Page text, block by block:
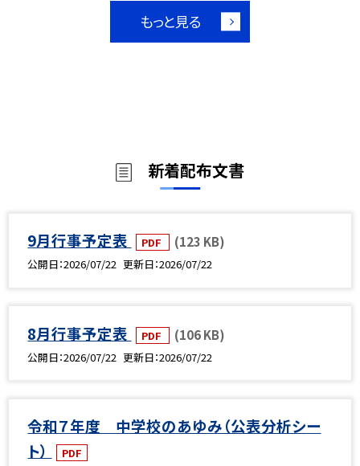
もっと見る
新着配布文書
9月行事予定表 PDF (123 KB)
公開日 2026/07/22 更新日 2026/07/22
8月行事予定表 PDF (106 KB)
公開日 2026/07/22 更新日 2026/07/22
令和７年度 中学校のあゆみ（公表分析シー
ト）
PDF